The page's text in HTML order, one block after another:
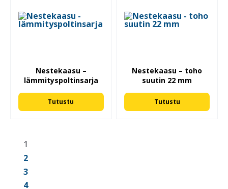
Nestekaasu –
lämmityspoltinsarja
Tutustu
Nestekaasu – toho
suutin 22 mm
Tutustu
1
2
3
4